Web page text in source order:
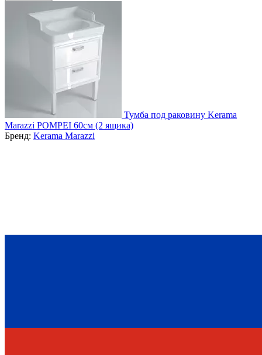
Тумба под раковину Kerama
Marazzi POMPEI 60см (2 ящика)
Бренд: Kerama Marazzi